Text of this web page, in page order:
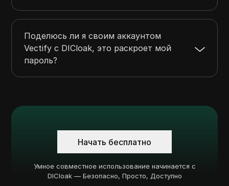
Поделюсь ли я своим аккаунтом
Vectify с DICloak, это раскроет мой
пароль?
Начать бесплатно
Умное совместное использование начинается с
DICloak — Безопасно, Просто, Доступно